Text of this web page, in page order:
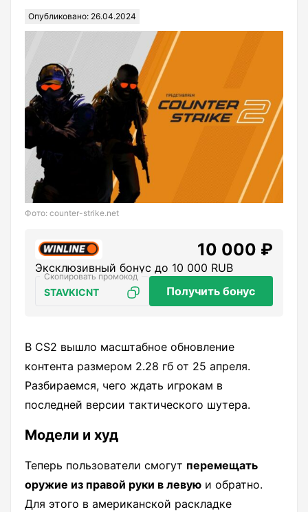
Опубликовано: 26.04.2024
Фото: counter-strike.net
10 000 ₽
Эксклюзивный бонус до 10 000 RUB
STAVKICNT Получить бонус
В CS2 вышло масштабное обновление
контента размером 2.28 гб от 25 апреля.
Разбираемся, чего ждать игрокам в
последней версии тактического шутера.
Модели и худ
Теперь пользователи смогут перемещать
оружие из правой руки в левую и обратно.
Для этого в американской раскладке